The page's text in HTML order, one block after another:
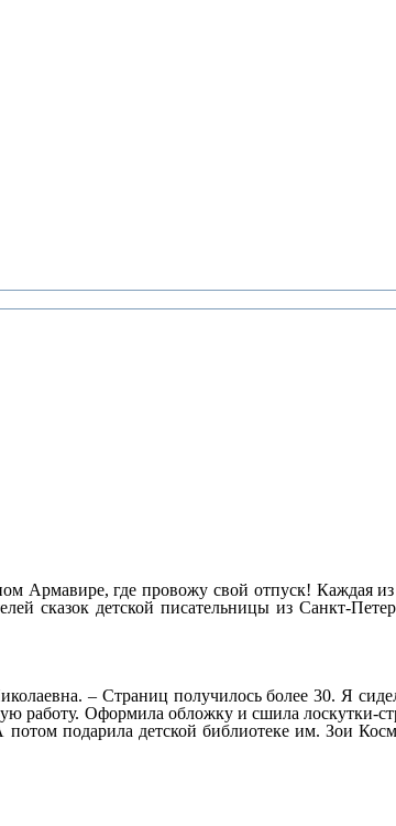
Армавире, где провожу свой отпуск! Каждая
сказок детской писательницы из Санкт-
– Страниц получилось более 30. Я
Оформила обложку и сшила лоскутки-
потом подарила детской библиотеке им. Зои